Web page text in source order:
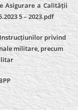
Asigurare a Calității
5 – 2023.pdf
Instrucțiunilor privind
militare, precum